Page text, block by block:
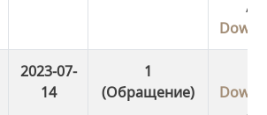
/
2023-07-
14
1
(Обращение)